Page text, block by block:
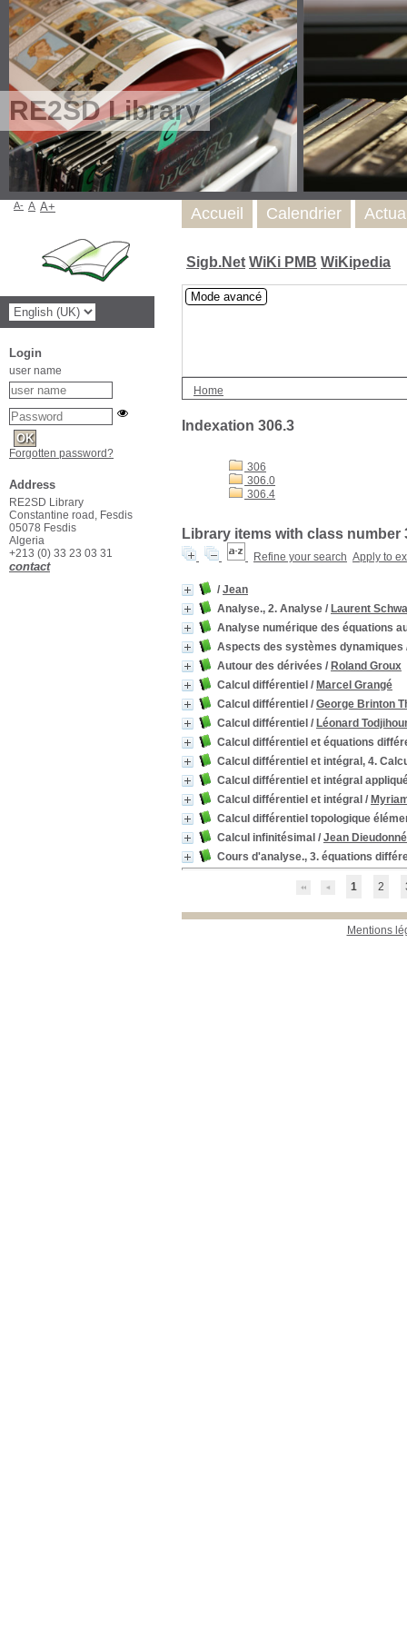
RE2SD Library
Sigb.Net WiKi PMB WiKipedia
Mode avancé
Home
Indexation 306.3
306
306.0
306.4
Library items with class number
Refine your search Apply to
/ Jean
Analyse., 2. Analyse / Laurent
Analyse numérique des équations
Aspects des systèmes dynamiques
Autour des dérivées / Roland Groux
Calcul différentiel / Marcel Grangé
Calcul différentiel / George Brinton
Calcul différentiel / Léonard
Calcul différentiel et équations
Calcul différentiel et intégral, 4.
Calcul différentiel et intégral
Calcul différentiel et intégral /
Calcul différentiel topologique
Calcul infinitésimal / Jean Dieudonné
Cours d'analyse., 3. équations
1 2
Mentions
Accueil Calendrier
A- A A+
Login
user name
Forgotten password?
Address
RE2SD Library
Constantine road, Fesdis
05078 Fesdis
Algeria
+213 (0) 33 23 03 31
contact